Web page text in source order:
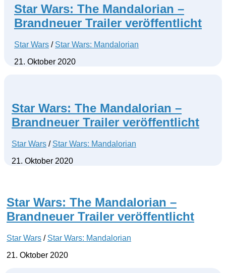
Star Wars: The Mandalorian –
Brandneuer Trailer veröffentlicht
Star Wars / Star Wars: Mandalorian
21. Oktober 2020
Star Wars: The Mandalorian –
Brandneuer Trailer veröffentlicht
Star Wars / Star Wars: Mandalorian
21. Oktober 2020
Star Wars: The Mandalorian –
Brandneuer Trailer veröffentlicht
Star Wars / Star Wars: Mandalorian
21. Oktober 2020